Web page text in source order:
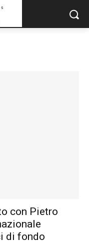
con Pietro
di fondo